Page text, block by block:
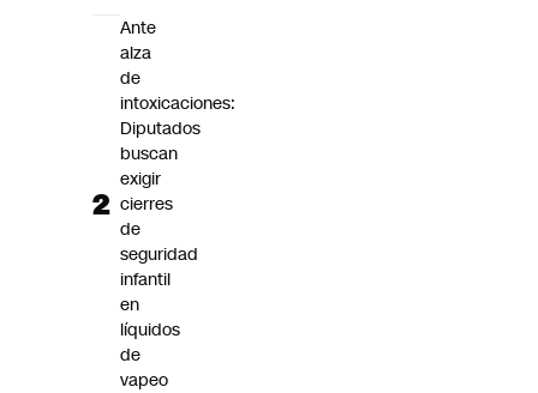
Ante
alza
de
intoxicaciones:
Diputados
buscan
exigir
cierres
de
seguridad
infantil
en
líquidos
de
vapeo